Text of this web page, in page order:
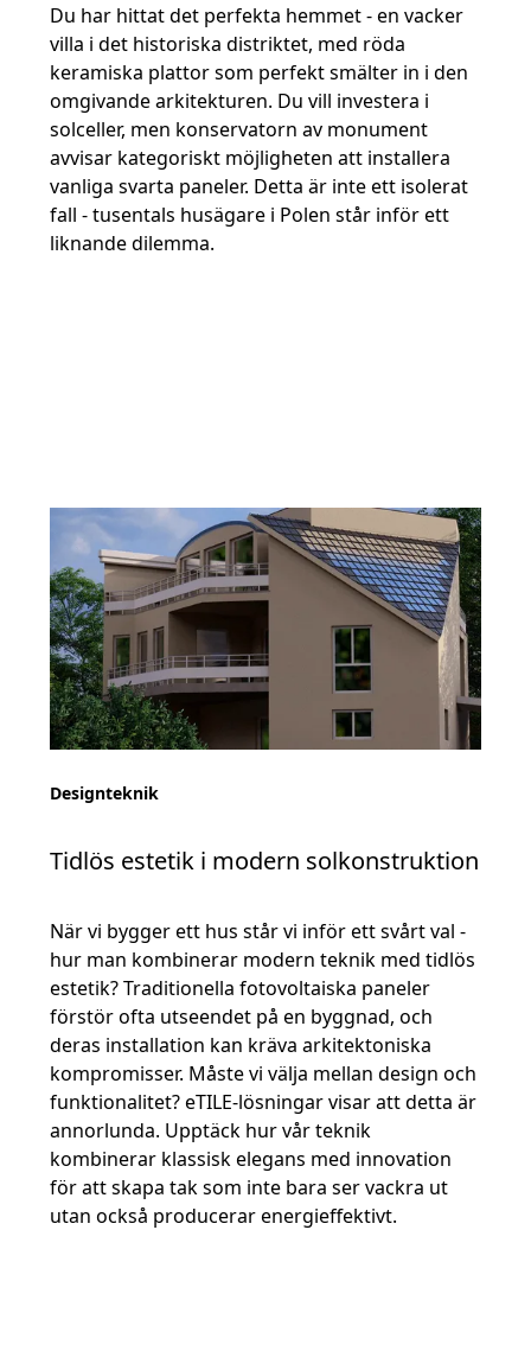
Du har hittat det perfekta hemmet - en vacker
villa i det historiska distriktet, med röda
keramiska plattor som perfekt smälter in i den
omgivande arkitekturen. Du vill investera i
solceller, men konservatorn av monument
avvisar kategoriskt möjligheten att installera
vanliga svarta paneler. Detta är inte ett isolerat
fall - tusentals husägare i Polen står inför ett
liknande dilemma.
Designteknik
Tidlös estetik i modern solkonstruktion
När vi bygger ett hus står vi inför ett svårt val -
hur man kombinerar modern teknik med tidlös
estetik? Traditionella fotovoltaiska paneler
förstör ofta utseendet på en byggnad, och
deras installation kan kräva arkitektoniska
kompromisser. Måste vi välja mellan design och
funktionalitet? eTILE-lösningar visar att detta är
annorlunda. Upptäck hur vår teknik
kombinerar klassisk elegans med innovation
för att skapa tak som inte bara ser vackra ut
utan också producerar energieffektivt.